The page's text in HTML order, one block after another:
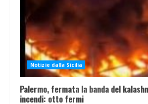
Notizie dalla Sicilia
Palermo, fermata la banda del
incendi: otto fermi